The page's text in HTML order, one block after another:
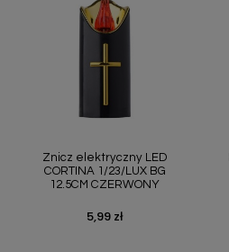
Znicz elektryczny LED
CORTINA 1/23/LUX BG
12.5CM CZERWONY
Cena
5,99 zł